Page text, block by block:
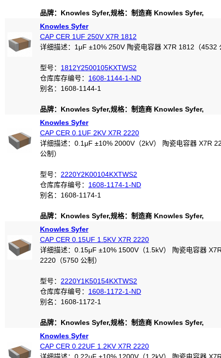
品牌：Knowles Syfer,规格：制造商 Knowles Syfer,
Knowles Syfer
CAP CER 1UF 250V X7R 1812
详细描述：1μF ±10% 250V 陶瓷电容器 X7R 1812（4532
型号： 1812Y2500105KXTWS2
仓库库存编号： 1608-1144-1-ND
别名：1608-1144-1
品牌：Knowles Syfer,规格：制造商 Knowles Syfer,
Knowles Syfer
CAP CER 0.1UF 2KV X7R 2220
详细描述：0.1μF ±10% 2000V（2kV） 陶瓷电容器 X7R
公制）
型号： 2220Y2K00104KXTWS2
仓库库存编号： 1608-1174-1-ND
别名：1608-1174-1
品牌：Knowles Syfer,规格：制造商 Knowles Syfer,
Knowles Syfer
CAP CER 0.15UF 1.5KV X7R 2220
详细描述：0.15μF ±10% 1500V（1.5kV） 陶瓷电容器
2220（5750 公制）
型号： 2220Y1K50154KXTWS2
仓库库存编号： 1608-1172-1-ND
别名：1608-1172-1
品牌：Knowles Syfer,规格：制造商 Knowles Syfer,
Knowles Syfer
CAP CER 0.22UF 1.2KV X7R 2220